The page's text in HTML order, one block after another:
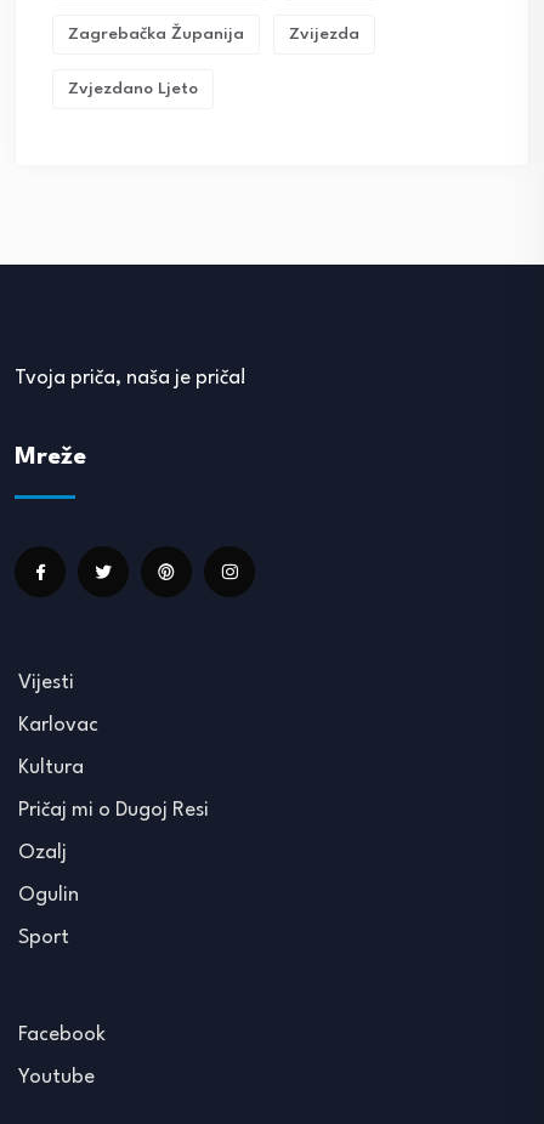
Zagrebačka Županija Zvijezda
Zvjezdano Ljeto
Tvoja priča, naša je priča!
Mreže
Vijesti
Karlovac
Kultura
Pričaj mi o Dugoj Resi
Ozalj
Ogulin
Sport
Facebook
Youtube